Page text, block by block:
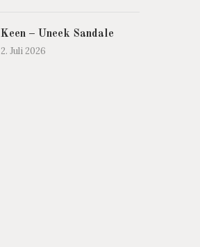
Keen – Uneek Sandale
2. Juli 2026